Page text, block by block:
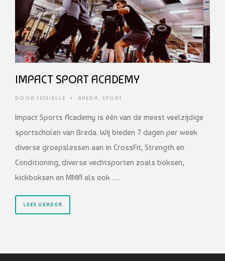
IMPACT SPORT ACADEMY
DOOR JESSIELLE • BREDA , SPORT
Impact Sports Academy is één van de meest veelzijdige
sportscholen van Breda. Wij bieden 7 dagen per week
diverse groepslessen aan in CrossFit, Strength en
Conditioning, diverse vechtsporten zoals boksen,
kickboksen en MMA als ook …
LEES VERDER